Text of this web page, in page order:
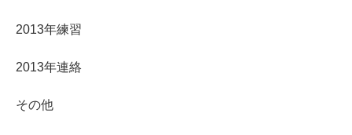
2013年練習
2013年連絡
その他